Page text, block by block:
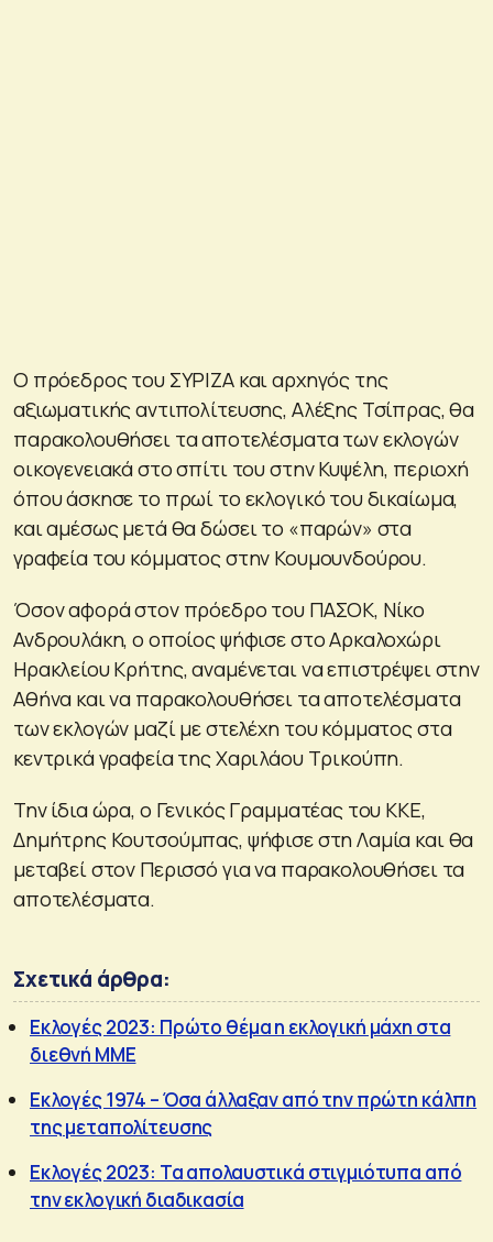
O πρόεδρος του ΣΥΡΙΖΑ και αρχηγός της
αξιωματικής αντιπολίτευσης, Αλέξης Τσίπρας, θα
παρακολουθήσει τα αποτελέσματα των εκλογών
οικογενειακά στο σπίτι του στην Κυψέλη, περιοχή
όπου άσκησε το πρωί το εκλογικό του δικαίωμα,
και αμέσως μετά θα δώσει το «παρών» στα
γραφεία του κόμματος στην Κουμουνδούρου.
Όσον αφορά στον πρόεδρο του ΠΑΣΟΚ, Νίκο
Ανδρουλάκη, ο οποίος ψήφισε στο Αρκαλοχώρι
Ηρακλείου Κρήτης, αναμένεται να επιστρέψει στην
Αθήνα και να παρακολουθήσει τα αποτελέσματα
των εκλογών μαζί με στελέχη του κόμματος στα
κεντρικά γραφεία της Χαριλάου Τρικούπη.
Την ίδια ώρα, ο Γενικός Γραμματέας του ΚΚΕ,
Δημήτρης Κουτσούμπας, ψήφισε στη Λαμία και θα
μεταβεί στον Περισσό για να παρακολουθήσει τα
αποτελέσματα.
Σχετικά άρθρα:
Εκλογές 2023: Πρώτο θέμα η εκλογική μάχη στα
διεθνή ΜΜΕ
Εκλογές 1974 – Όσα άλλαξαν από την πρώτη κάλπη
της μεταπολίτευσης
Εκλογές 2023: Τα απολαυστικά στιγμιότυπα από
την εκλογική διαδικασία